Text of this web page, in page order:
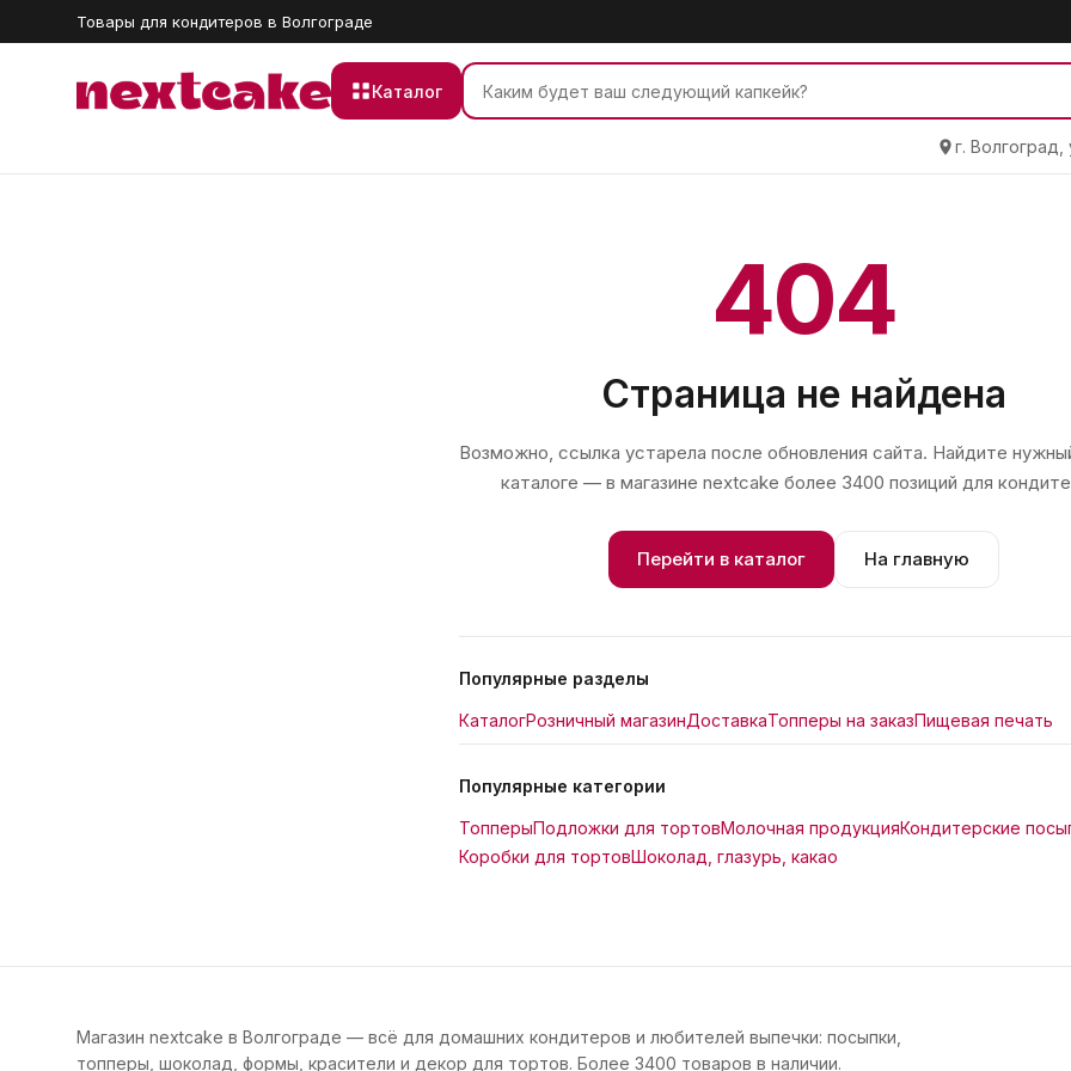
Товары для кондитеров в Волгограде
Каталог
г.
404
Страница не найдена
Возможно, ссылка устарела после обновления сайта. Найдите
каталоге — в магазине nextcake более 3400 позиций для
Перейти в каталог На главную
Популярные разделы
КаталогРозничный магазинДоставкаТопперы на заказПищевая печать
Популярные категории
ТопперыПодложки для тортовМолочная продукцияКондитерские
Коробки для тортовШоколад, глазурь, какао
Магазин nextcake в Волгограде — всё для домашних кондитеров и любителей выпечки: посыпки,
топперы, шоколад, формы, красители и декор для тортов. Более 3400 товаров в наличии.